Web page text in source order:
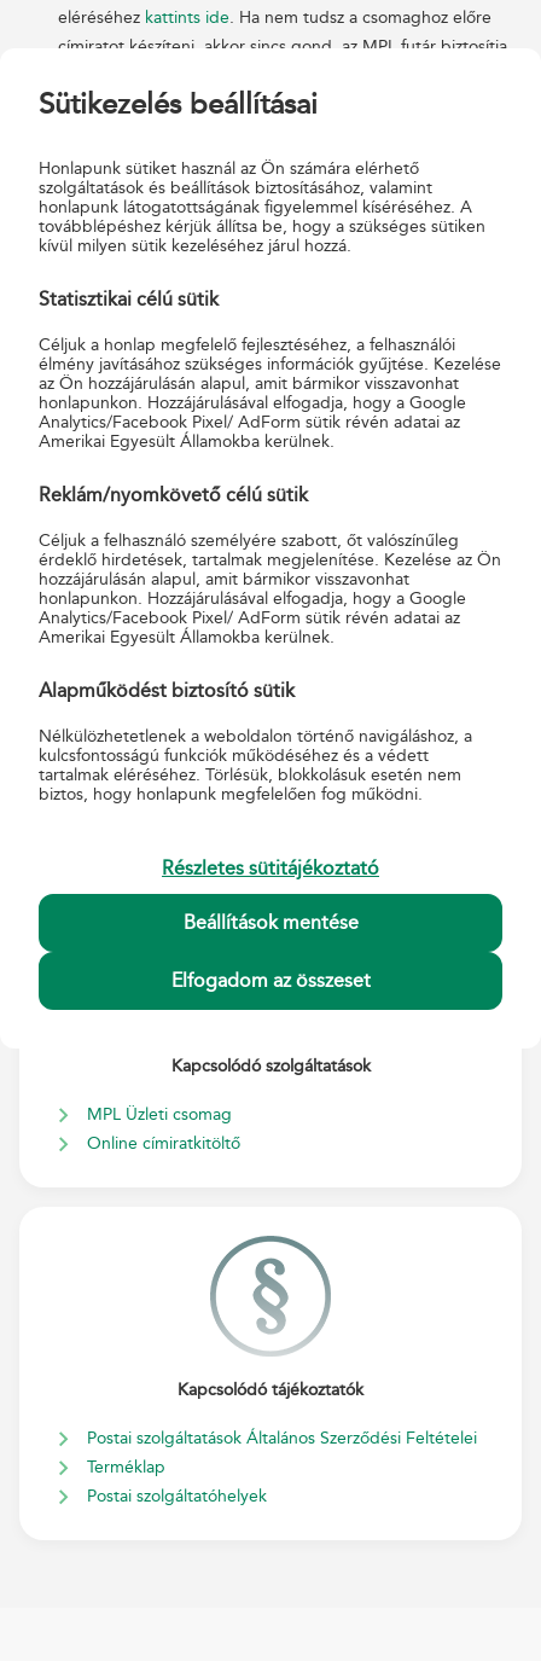
eléréséhez kattints ide. Ha nem tudsz a csomaghoz előre
címiratot készíteni, akkor sincs gond, az MPL futár biztosítja
Fizesd kia csomag feladási díját (háznál történő felvétel
A csomagfeladást követő munkanapon már a címzettnél
csönget a futár.
Mely településeken kérhető a háznál történő
kérhető. A települések listájátide kattintvatalálod. A
csomagfelvételt ellátó kijelölt postahelyek telefonszáma a lista 2.
oszlopában szerepel.
a háznál/címhelyen feladott, MPL Üzleti csomag szolgáltatás
igénybe vétele esetén is érvényes, részletek a
www.vaterafutar.hu/#mploldalon.
A háznál történő felvétel többletszolgáltatás a lakosság számára
az MPL Europe Standard küldeményeknél vehető igénybe.
A díjmentes háznál történő felvétel csak készpénzes díjfizetés
mellett érhető el. A tájékoztatás nem teljes körű. A háznál történő
felvétel többletszolgáltatásról további információkat az
Kapcsolódó szolgáltatások
MPL Üzleti csomag
Online címiratkitöltő
Kapcsolódó tájékoztatók
Postai szolgáltatások Általános Szerződési Feltételei
Terméklap
Postai szolgáltatóhelyek
Sütikezelés beállításai
Honlapunk sütiket használ az Ön számára elérhető
szolgáltatások és beállítások biztosításához, valamint
honlapunk látogatottságának figyelemmel kíséréséhez. A
továbblépéshez kérjük állítsa be, hogy a szükséges sütiken
kívül milyen sütik kezeléséhez járul hozzá.
Statisztikai célú sütik
Céljuk a honlap megfelelő fejlesztéséhez, a felhasználói
élmény javításához szükséges információk gyűjtése. Kezelése
az Ön hozzájárulásán alapul, amit bármikor visszavonhat
honlapunkon. Hozzájárulásával elfogadja, hogy a Google
Analytics/Facebook Pixel/ AdForm sütik révén adatai az
Amerikai Egyesült Államokba kerülnek.
Reklám/nyomkövető célú sütik
Céljuk a felhasználó személyére szabott, őt valószínűleg
érdeklő hirdetések, tartalmak megjelenítése. Kezelése az Ön
hozzájárulásán alapul, amit bármikor visszavonhat
honlapunkon. Hozzájárulásával elfogadja, hogy a Google
Analytics/Facebook Pixel/ AdForm sütik révén adatai az
Amerikai Egyesült Államokba kerülnek.
Alapműködést biztosító sütik
Nélkülözhetetlenek a weboldalon történő navigáláshoz, a
kulcsfontosságú funkciók működéséhez és a védett
tartalmak eléréséhez. Törlésük, blokkolásuk esetén nem
biztos, hogy honlapunk megfelelően fog működni.
Részletes sütitájékoztató
Beállítások mentése
Elfogadom az összeset